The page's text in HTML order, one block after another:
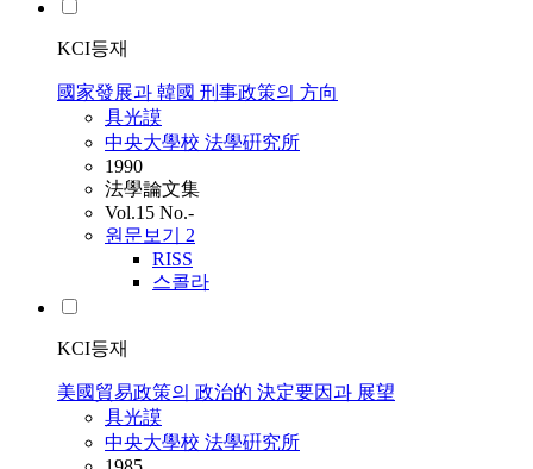
KCI등재
國家發展과 韓國 刑事政策의 方向
具光謨
中央大學校 法學硏究所
1990
法學論文集
Vol.15 No.-
원문보기 2
RISS
스콜라
KCI등재
美國貿易政策의 政治的 決定要因과 展望
具光謨
中央大學校 法學硏究所